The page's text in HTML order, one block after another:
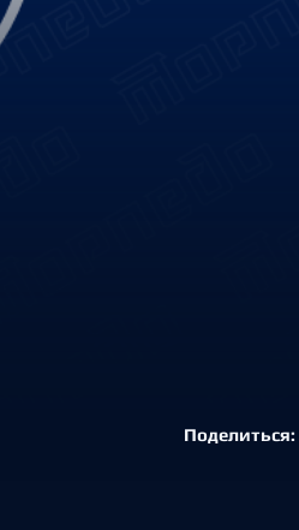
Поделиться: